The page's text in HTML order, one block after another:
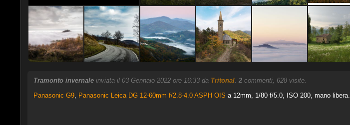
Tramonto invernale inviata il 03 Gennaio 2022 ore 16:33 da Tritonal. 2commenti, 628 visite.
Panasonic G9, Panasonic Leica DG 12-60mm f/2.8-4.0 ASPH OIS a 12mm, 1/80 f/5.0, ISO 200, mano libera.